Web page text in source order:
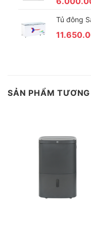
– Bảng điều khiển có
dàng vận hành và kiểm
Tủ đông
SẢN PHẨM